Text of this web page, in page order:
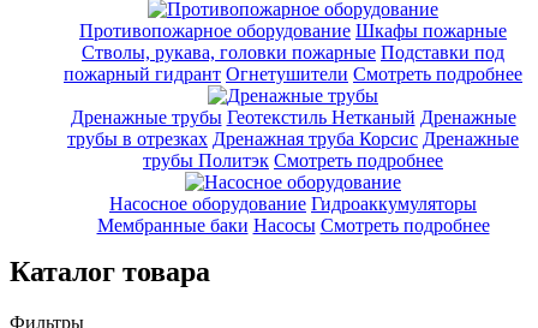
Противопожарное оборудование Шкафы пожарные
Стволы, рукава, головки пожарные Подставки под
пожарный гидрант Огнетушители Смотреть подробнее
Дренажные трубы Геотекстиль Нетканый Дренажные
трубы в отрезках Дренажная труба Корсис Дренажные
трубы Политэк Смотреть подробнее
Насосное оборудование Гидроаккумуляторы
Мембранные баки Насосы Смотреть подробнее
Каталог товара
Фильтры